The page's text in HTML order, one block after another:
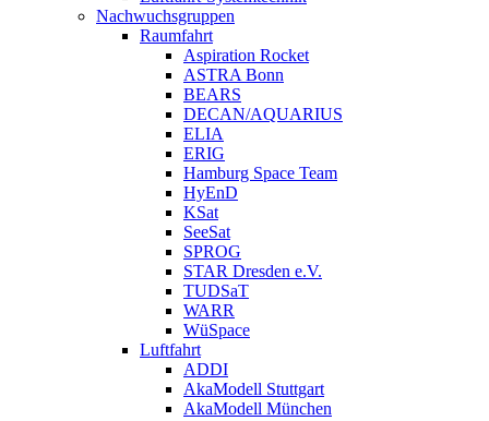
Nachwuchsgruppen
Raumfahrt
Aspiration Rocket
ASTRA Bonn
BEARS
DECAN/AQUARIUS
ELIA
ERIG
Hamburg Space Team
HyEnD
KSat
SeeSat
SPROG
STAR Dresden e.V.
TUDSaT
WARR
WüSpace
Luftfahrt
ADDI
AkaModell Stuttgart
AkaModell München